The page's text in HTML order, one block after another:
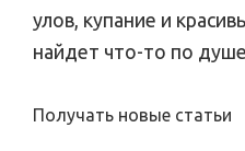
улов, купание и
найдет что-то по
Получать новые статьи